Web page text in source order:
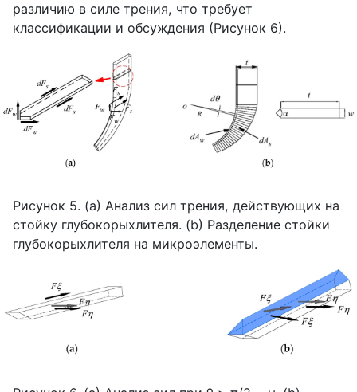
различию в силе трения, что требует
классификации и обсуждения (Рисунок 6).
Рисунок 5. (a) Анализ сил трения, действующих на
стойку глубокорыхлителя. (b) Разделение стойки
глубокорыхлителя на микроэлементы.